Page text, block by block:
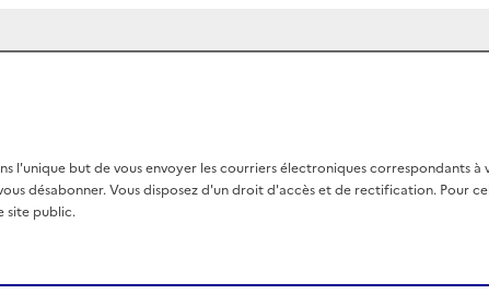
l'unique but de vous envoyer les courriers électroniques correspondants à
désabonner. Vous disposez d'un droit d'accès et de rectification. Pour
site public.